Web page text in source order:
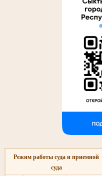
Режим работы суда и приемной
суда